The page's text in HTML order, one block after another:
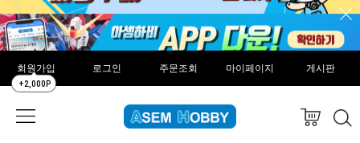
회원가입
+2,000P
로그인 주문조회 마이페이지 게시판